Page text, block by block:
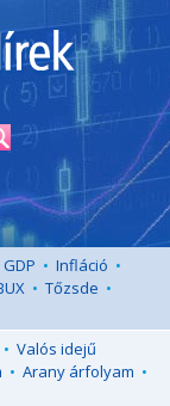
GDP • Infláció •
• Tőzsde •
• Valós idejű
• Arany árfolyam •